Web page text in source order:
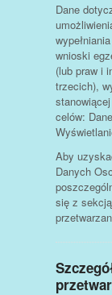
Dane
wnioski
(lub praw i
trzecich),
celów:
Aby
Danych
się z